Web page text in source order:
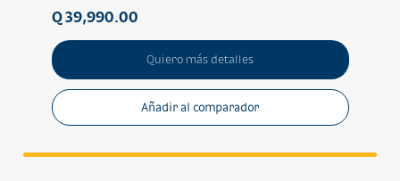
Q 39,990.00
Quiero más detalles
Añadir al comparador